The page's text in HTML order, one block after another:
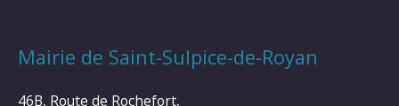
Mairie de Saint-Sulpice-de-Royan
46B, Route de Rochefort,